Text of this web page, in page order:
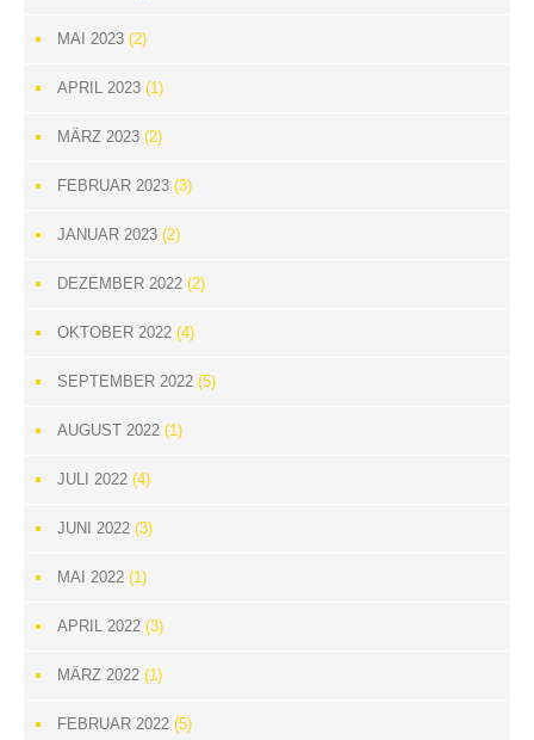
MAI 2023 (2)
APRIL 2023 (1)
MÄRZ 2023 (2)
FEBRUAR 2023 (3)
JANUAR 2023 (2)
DEZEMBER 2022 (2)
OKTOBER 2022 (4)
SEPTEMBER 2022 (5)
AUGUST 2022 (1)
JULI 2022 (4)
JUNI 2022 (3)
MAI 2022 (1)
APRIL 2022 (3)
MÄRZ 2022 (1)
FEBRUAR 2022 (5)